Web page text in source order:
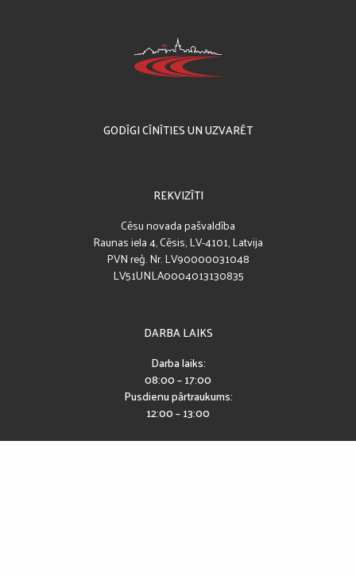
GODĪGI CĪNĪTIES UN UZVARĒT
REKVIZĪTI
Cēsu novada pašvaldība
Raunas iela 4, Cēsis, LV-4101, Latvija
PVN reģ. Nr. LV90000031048
LV51UNLA0004013130835
DARBA LAIKS
Darba laiks:
08:00 – 17:00
Pusdienu pārtraukums:
12:00 – 13:00